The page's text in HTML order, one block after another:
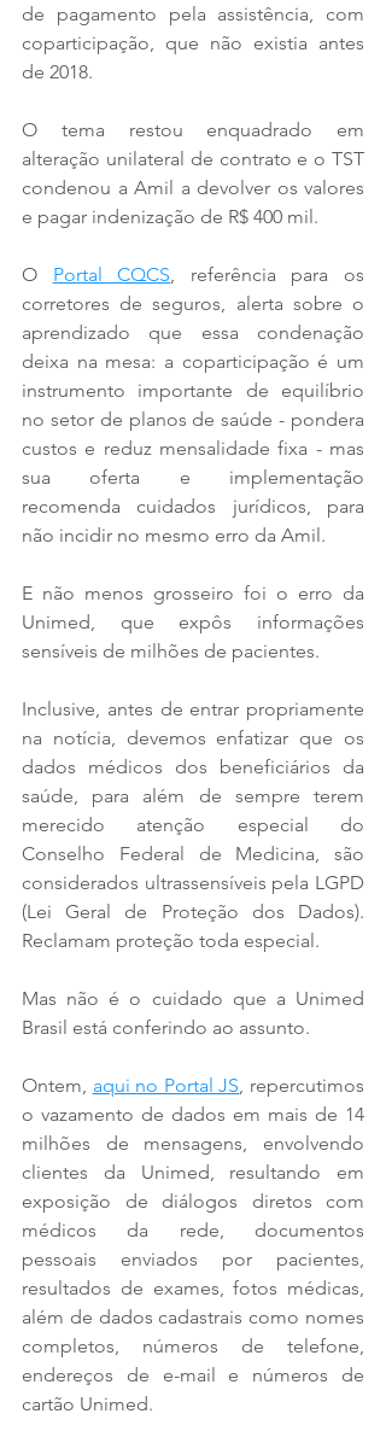
de pagamento pela assistência, com
coparticipação, que não existia antes
de 2018.
O tema restou enquadrado em
alteração unilateral de contrato e o TST
condenou a Amil a devolver os valores
e pagar indenização de R$ 400 mil.
O Portal CQCS, referência para os
corretores de seguros, alerta sobre o
aprendizado que essa condenação
deixa na mesa: a coparticipação é um
instrumento importante de equilíbrio
no setor de planos de saúde - pondera
custos e reduz mensalidade fixa - mas
sua oferta e implementação
recomenda cuidados jurídicos, para
não incidir no mesmo erro da Amil.
E não menos grosseiro foi o erro da
Unimed, que expôs informações
sensíveis de milhões de pacientes.
Inclusive, antes de entrar propriamente
na notícia, devemos enfatizar que os
dados médicos dos beneficiários da
saúde, para além de sempre terem
merecido atenção especial do
Conselho Federal de Medicina, são
considerados ultrassensíveis pela LGPD
(Lei Geral de Proteção dos Dados).
Reclamam proteção toda especial.
Mas não é o cuidado que a Unimed
Brasil está conferindo ao assunto.
Ontem, aqui no Portal JS, repercutimos
o vazamento de dados em mais de 14
milhões de mensagens, envolvendo
clientes da Unimed, resultando em
exposição de diálogos diretos com
médicos da rede, documentos
pessoais enviados por pacientes,
resultados de exames, fotos médicas,
além de dados cadastrais como nomes
completos, números de telefone,
endereços de e-mail e números de
cartão Unimed.